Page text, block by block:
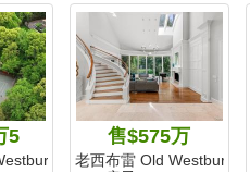
5 售$575万
老西布雷 Old Westbury